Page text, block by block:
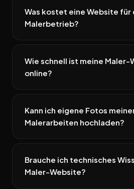
Was kostet eine Website für
Malerbetrieb?
Wie schnell ist meine Maler-
online?
Kann ich eigene Fotos
Malerarbeiten hochladen?
Brauche ich technisches
Maler-Website?